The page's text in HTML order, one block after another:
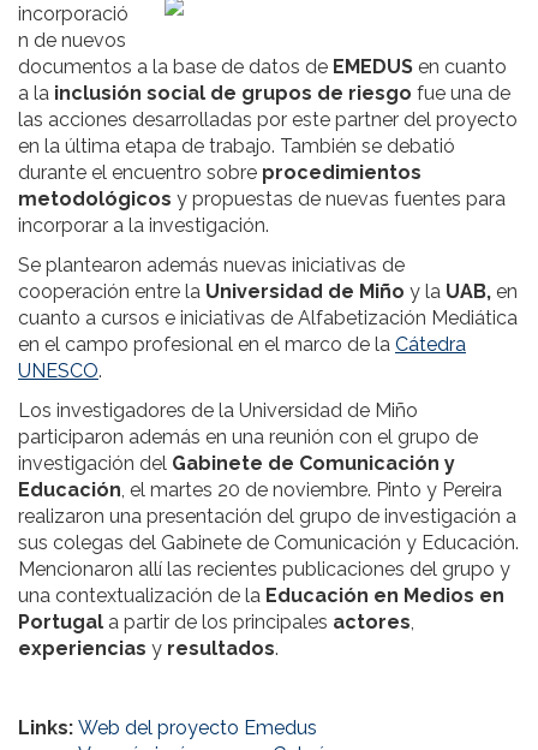
incorporació
n de nuevos
documentos a la base de datos de EMEDUS en cuanto
a la inclusión social de grupos de riesgo fue una de
las acciones desarrolladas por este partner del proyecto
en la última etapa de trabajo. También se debatió
durante el encuentro sobre procedimientos
metodológicos y propuestas de nuevas fuentes para
incorporar a la investigación.
Se plantearon además nuevas iniciativas de
cooperación entre la Universidad de Miño y la UAB, en
cuanto a cursos e iniciativas de Alfabetización Mediática
en el campo profesional en el marco de la Cátedra
UNESCO.
Los investigadores de la Universidad de Miño
participaron además en una reunión con el grupo de
investigación del Gabinete de Comunicación y
Educación, el martes 20 de noviembre. Pinto y Pereira
realizaron una presentación del grupo de investigación a
sus colegas del Gabinete de Comunicación y Educación.
Mencionaron allí las recientes publicaciones del grupo y
una contextualización de la Educación en Medios en
Portugal a partir de los principales actores,
experiencias y resultados.
Links: Web del proyecto Emedus